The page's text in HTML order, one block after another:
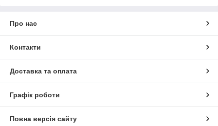
Про нас
Контакти
Доставка та оплата
Графік роботи
Повна версія сайту